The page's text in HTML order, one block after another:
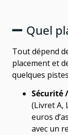
Quel
Tout dépend
placement et
quelques
Sécurité
(Livret A,
euros
avec un